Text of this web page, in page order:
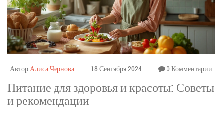
АвторАлиса Чернова 18 Сентября 2024 0 Комментарии
Питание для здоровья и красоты: Советы
и рекомендации